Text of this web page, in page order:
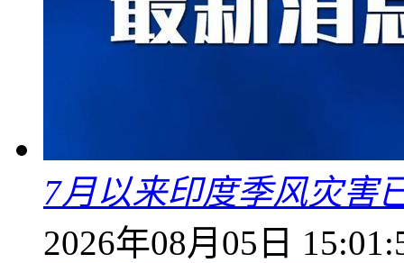
7月以来印度季风灾害
2026年08月05日